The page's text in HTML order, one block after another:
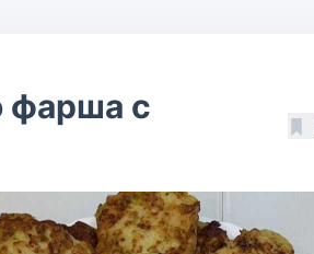
фарша с